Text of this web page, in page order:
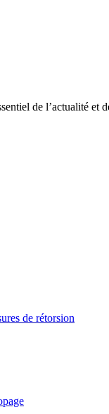
de l’actualité et
de rétorsion